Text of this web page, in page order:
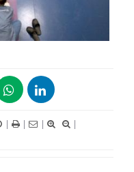
| | |
|